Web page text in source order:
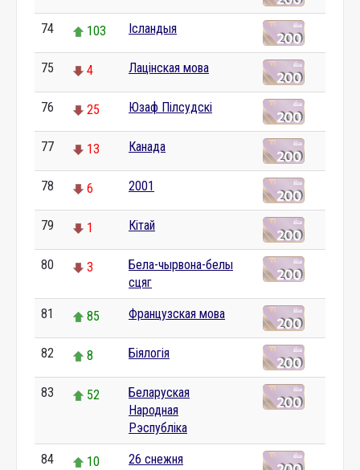
74 103 Ісландыя
75 4 Лацінская мова
76 25 Юзаф Пілсудскі
77 13 Канада
78 6 2001
79 1 Кітай
80 3
Бела-чырвона-белы
сцяг
81 85 Французская мова
82 8 Біялогія
83 52
Беларуская
Народная
Рэспубліка
84 10 26 снежня